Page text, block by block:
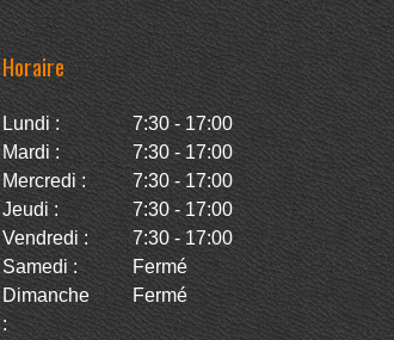
Horaire
Lundi :
7:30 - 17:00
Mardi :
7:30 - 17:00
Mercredi :
7:30 - 17:00
Jeudi :
7:30 - 17:00
Vendredi :
7:30 - 17:00
Samedi :
Fermé
Dimanche
:
Fermé